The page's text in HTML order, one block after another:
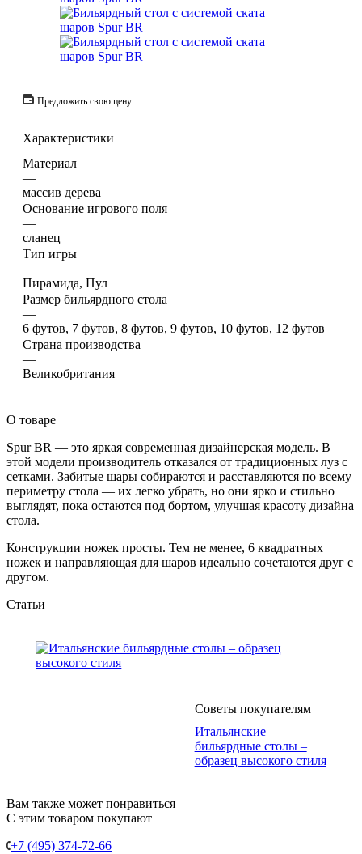
Предложить свою цену
Характеристики
Материал
—
массив дерева
Основание игрового поля
—
сланец
Тип игры
—
Пирамида, Пул
Размер бильярдного стола
—
6 футов, 7 футов, 8 футов, 9 футов, 10 футов, 12 футов
Страна производства
—
Великобритания
О товаре
Spur BR — это яркая современная дизайнерская модель. В
этой модели производитель отказался от традиционных луз с
сетками. Забитые шары собираются и расставляются по всему
периметру стола — их легко убрать, но они ярко и стильно
выглядят, пока остаются под бортом, улучшая красоту дизайна
стола.
Конструкции ножек просты. Тем не менее, 6 квадратных
ножек и направляющая для шаров идеально сочетаются друг с
другом.
Статьи
Советы покупателям
Итальянские
бильярдные столы –
образец высокого стиля
Вам также может понравиться
С этим товаром покупают
+7 (495) 374-72-66